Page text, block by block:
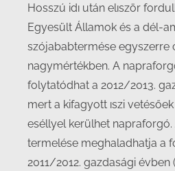
Hosszú idı után elıször
Egyesült Államok és a dél-
szójababtermése egyszerre
nagymértékben. A
folytatódhat a 2012/2013.
mert a kifagyott ıszi
eséllyel kerülhet
termelése meghaladhatja a
2011/2012. gazdasági évben